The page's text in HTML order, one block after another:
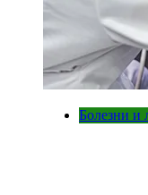
Болезни и